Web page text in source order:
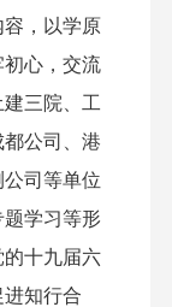
，以学原
心，交流
三院、工
公司、港
司等单位
学习等形
十九届六
知行合